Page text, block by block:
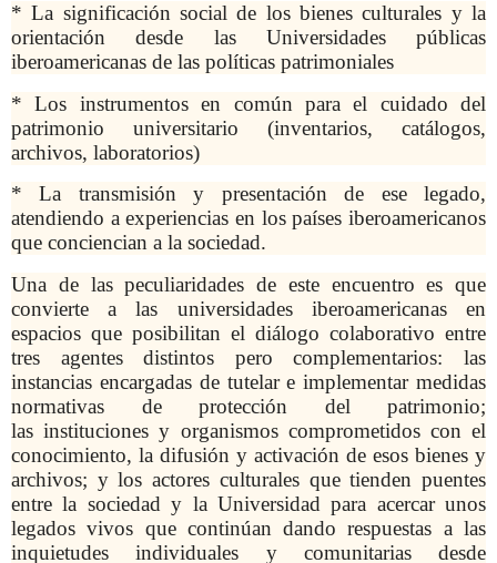
* La significación social de los bienes culturales y la
orientación desde las Universidades públicas
iberoamericanas de las políticas patrimoniales
* Los instrumentos en común para el cuidado del
patrimonio universitario (inventarios, catálogos,
archivos, laboratorios)
* La transmisión y presentación de ese legado,
atendiendo a experiencias en los países iberoamericanos
que conciencian a la sociedad.
Una de las peculiaridades de este encuentro es que
convierte a las universidades iberoamericanas en
espacios que posibilitan el diálogo colaborativo entre
tres agentes distintos pero complementarios: las
instancias encargadas de tutelar e implementar medidas
normativas de protección del patrimonio;
las instituciones y organismos comprometidos con el
conocimiento, la difusión y activación de esos bienes y
archivos; y los actores culturales que tienden puentes
entre la sociedad y la Universidad para acercar unos
legados vivos que continúan dando respuestas a las
inquietudes individuales y comunitarias desde